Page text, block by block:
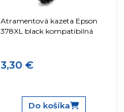
Atramentová kazeta Epson
378XL black kompatibilná
3,30 €
Do košíka